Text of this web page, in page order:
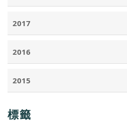
2017
2016
2015
標籤